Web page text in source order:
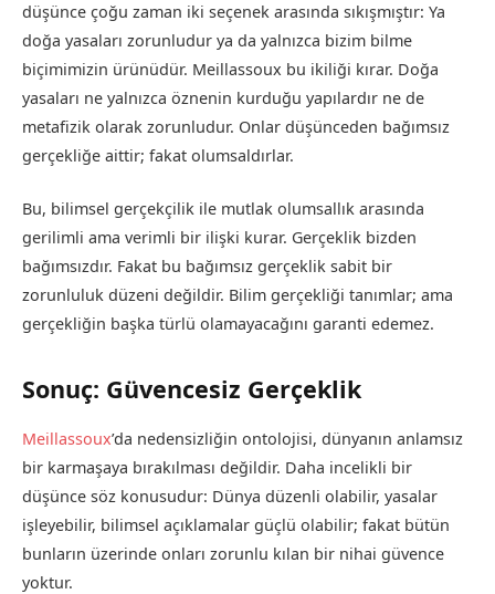
düşünce çoğu zaman iki seçenek arasında sıkışmıştır: Ya
doğa yasaları zorunludur ya da yalnızca bizim bilme
biçimimizin ürünüdür. Meillassoux bu ikiliği kırar. Doğa
yasaları ne yalnızca öznenin kurduğu yapılardır ne de
metafizik olarak zorunludur. Onlar düşünceden bağımsız
gerçekliğe aittir; fakat olumsaldırlar.
Bu, bilimsel gerçekçilik ile mutlak olumsallık arasında
gerilimli ama verimli bir ilişki kurar. Gerçeklik bizden
bağımsızdır. Fakat bu bağımsız gerçeklik sabit bir
zorunluluk düzeni değildir. Bilim gerçekliği tanımlar; ama
gerçekliğin başka türlü olamayacağını garanti edemez.
Sonuç: Güvencesiz Gerçeklik
Meillassoux’da nedensizliğin ontolojisi, dünyanın anlamsız
bir karmaşaya bırakılması değildir. Daha incelikli bir
düşünce söz konusudur: Dünya düzenli olabilir, yasalar
işleyebilir, bilimsel açıklamalar güçlü olabilir; fakat bütün
bunların üzerinde onları zorunlu kılan bir nihai güvence
yoktur.